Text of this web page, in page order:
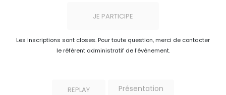
JE PARTICIPE
Les inscriptions sont closes. Pour toute question, merci de contacter
le référent administratif de l'événement.
REPLAY Présentation